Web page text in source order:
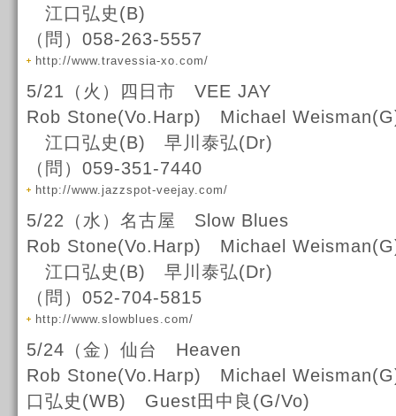
江口弘史(B)
（問）058-263-5557
http://www.travessia-xo.com/
5/21（火）四日市 VEE JAY
Rob Stone(Vo.Harp) Michael
江口弘史(B) 早川泰弘(Dr)
（問）059-351-7440
http://www.jazzspot-veejay.com/
5/22（水）名古屋 Slow Blues
Rob Stone(Vo.Harp) Michael
江口弘史(B) 早川泰弘(Dr)
（問）052-704-5815
http://www.slowblues.com/
5/24（金）仙台 Heaven
Rob Stone(Vo.Harp) Michael
口弘史(WB) Guest田中良(G/Vo)